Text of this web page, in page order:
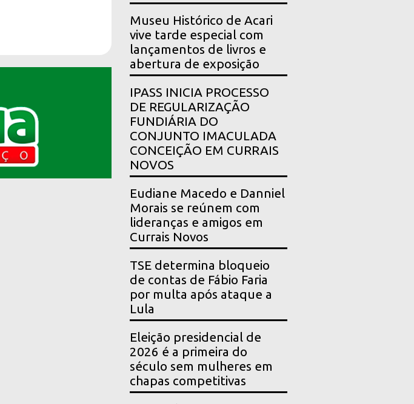
Museu Histórico de Acari
vive tarde especial com
lançamentos de livros e
abertura de exposição
IPASS INICIA PROCESSO
DE REGULARIZAÇÃO
FUNDIÁRIA DO
CONJUNTO IMACULADA
CONCEIÇÃO EM CURRAIS
NOVOS
Eudiane Macedo e Danniel
Morais se reúnem com
lideranças e amigos em
Currais Novos
TSE determina bloqueio
de contas de Fábio Faria
por multa após ataque a
Lula
Eleição presidencial de
2026 é a primeira do
século sem mulheres em
chapas competitivas